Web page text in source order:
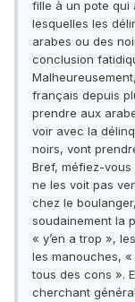
fille à un pote qui
lesquelles les
arabes ou des
conclusion
français depuis
prendre aux
voir avec la
noirs, vont
Bref, méfiez-
ne les voit pas
chez le
soudainement la
« y’en a trop »,
les manouches,
tous des cons ».
cherchant